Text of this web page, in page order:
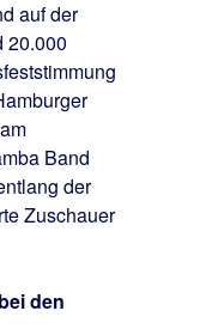
auf der
20.000
Band
der
Zuschauer
den